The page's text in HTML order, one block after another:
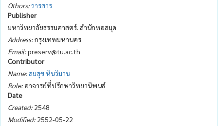
Othors:วารสาร
Publisher
มหาวิทยาลัยธรรมศาสตร์. สำนักหอสมุด
Address:กรุงเทพมหานคร
Email:preserv@tu.ac.th
Contributor
Name:สมสุข หินวิมาน
Role: อาจารย์ที่ปรึกษาวิทยานิพนธ์
Date
Created: 2548
Modified: 2552-05-22